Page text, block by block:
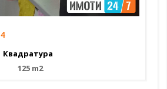
Квадратура
125 m2